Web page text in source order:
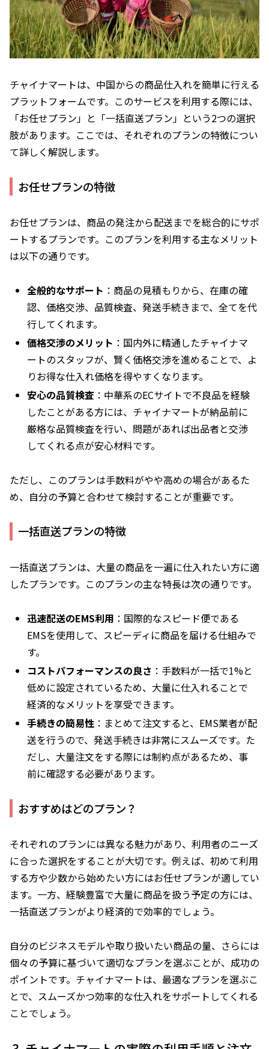
チャイナマートは、中国からの商品仕入れを簡単に行える
プラットフォームです。このサービスを利用する際には、
「お任せプラン」と「一括直送プラン」という2つの選択
肢があります。ここでは、それぞれのプランの特徴につい
て詳しく解説します。
お任せプランの特徴
お任せプランは、商品の発注から配送までを総合的にサポ
ートするプランです。このプランを利用する主なメリット
は以下の通りです。
全般的なサポート ：商品の見積もりから、在庫の確
認、価格交渉、品質検査、発送手続きまで、全てを代
行してくれます。
価格交渉のメリット ：国内外に精通したチャイナマ
ートのスタッフが、賢く価格交渉を進めることで、よ
りお得な仕入れ価格を得やすくなります。
安心の品質検査 ：中華系のECサイトで不良品を経験
したことがある方には、チャイナマートが納品前に
厳格な品質検査を行い、問題があれば出品者と交渉
してくれる点が安心材料です。
ただし、このプランは手数料がやや高めの場合があるた
め、自分の予算と合わせて検討することが重要です。
一括直送プランの特徴
一括直送プランは、大量の商品を一遍に仕入れたい方に適
したプランです。このプランの主な特長は次の通りです。
迅速配送のEMS利用 ：国際的なスピード便である
EMSを使用して、スピーディに商品を届ける仕組みで
す。
コストパフォーマンスの良さ ：手数料が一括で1%と
低めに設定されているため、大量に仕入れることで
経済的なメリットを享受できます。
手続きの簡易性 ：まとめて注文すると、EMS業者が配
送を行うので、発送手続きは非常にスムーズです。た
だし、大量注文をする際には制約点があるため、事
前に確認する必要があります。
おすすめはどのプラン？
それぞれのプランには異なる魅力があり、利用者のニーズ
に合った選択をすることが大切です。例えば、初めて利用
する方や少数から始めたい方にはお任せプランが適してい
ます。一方、経験豊富で大量に商品を扱う予定の方には、
一括直送プランがより経済的で効率的でしょう。
自分のビジネスモデルや取り扱いたい商品の量、さらには
個々の予算に基づいて適切なプランを選ぶことが、成功の
ポイントです。チャイナマートは、最適なプランを選ぶこ
とで、スムーズかつ効率的な仕入れをサポートしてくれる
ことでしょう。